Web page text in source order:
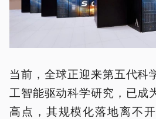
当前，全球正迎来第五代科
工智能驱动科学研究，已成
高点，其规模化落地离不